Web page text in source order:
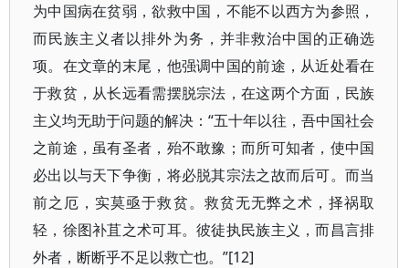
为中国病在贫弱，欲救中国，不能不以西方为参照，
而民族主义者以排外为务，并非救治中国的正确选
项。在文章的末尾，他强调中国的前途，从近处看在
于救贫，从长远看需摆脱宗法，在这两个方面，民族
主义均无助于问题的解决：“五十年以往，吾中国社会
之前途，虽有圣者，殆不敢豫；而所可知者，使中国
必出以与天下争衡，将必脱其宗法之故而后可。而当
前之厄，实莫亟于救贫。救贫无无弊之术，择祸取
轻，徐图补苴之术可耳。彼徒执民族主义，而昌言排
外者，断断乎不足以救亡也。”[12]